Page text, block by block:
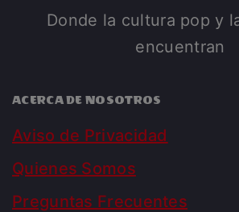
Donde la cultura pop y
encuentran
ACERCA DE NOSOTROS
Aviso de Privacidad
Quienes Somos
Preguntas Frecuentes